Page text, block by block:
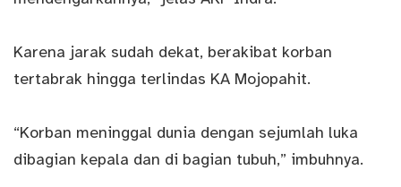
Karena jarak sudah dekat, berakibat korban
tertabrak hingga terlindas KA Mojopahit.
“Korban meninggal dunia dengan sejumlah luka
dibagian kepala dan di bagian tubuh,” imbuhnya.